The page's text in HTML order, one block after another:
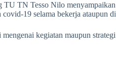
TN Tesso Nilo
19 selama bekerja ataupun
kegiatan maupun